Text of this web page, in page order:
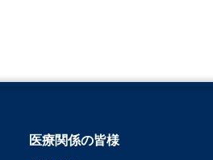
医療関係の皆様